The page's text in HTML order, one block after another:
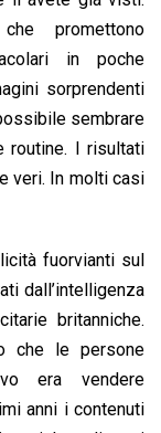
promettono
in poche
sorprendenti
sembrare
routine. I risultati
veri. In molti casi
fuorvianti sul
dall’intelligenza
britanniche.
che le persone
era vendere
anni i contenuti